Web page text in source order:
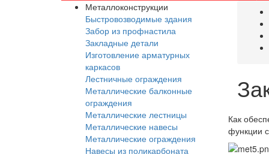
Металлоконструкции
Быстровозводимые здания
Забор из профнастила
Закладные детали
Изготовление арматурных
каркасов
Лестничные ограждения
Металлические балконные
ограждения
Металлические лестницы
Металлические навесы
Металлические ограждения
Навесы из поликарбоната
Как
функции